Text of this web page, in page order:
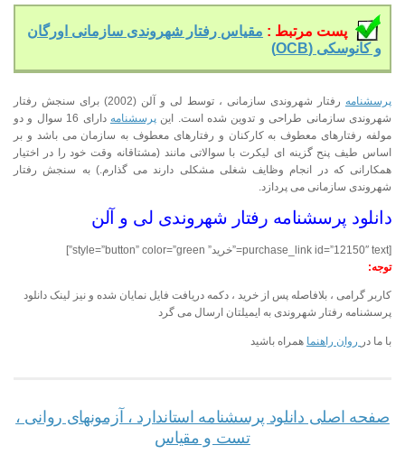
پست مرتبط : مقیاس رفتار شهروندی سازمانی اورگان
و کانوسکی (OCB)
پرسشنامه
رفتار شهروندی سازمانی ، توسط لی و آلن (2002) برای سنجش رفتار
شهروندی سازمانی طراحی و تدوین شده است. اینپرسشنامه
دارای 16 سوال و دو
مولفه رفتارهای معطوف به کارکنان و رفتارهای معطوف به سازمان می باشد و بر
اساس طیف پنح گزینه ای لیکرت با سوالاتی مانند (مشتاقانه وقت خود را در اختیار
همکارانی که در انجام وظایف شغلی مشکلی دارند می گذارم.) به سنجش رفتار
شهروندی سازمانی می پردازد.
دانلود پرسشنامه رفتار شهروندی لی و آلن
[purchase_link id=”12150″ text=”خرید” style=”button” color=”green”]
توجه:
کاربر گرامی ، بلافاصله پس از خرید ، دکمه دریافت فایل نمایان شده و نیز لینک دانلود
پرسشنامه رفتار شهروندی به ایمیلتان ارسال می گرد
با ما در روان راهنما همراه باشید
صفحه اصلی دانلود پرسشنامه استاندارد ، آزمونهای روانی ،
تست و مقیاس